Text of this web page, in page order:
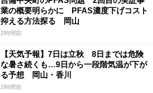
業の概要明らかに PFAS濃度下げコスト
抑える方法探る 岡山
2時間前
【天気予報】7日は立秋 8日までは危険
な暑さ続くも…9日から一段階気温が下が
る予想 岡山・香川
2時間前